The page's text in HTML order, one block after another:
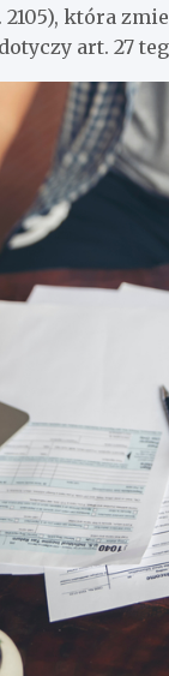
która
art. 27